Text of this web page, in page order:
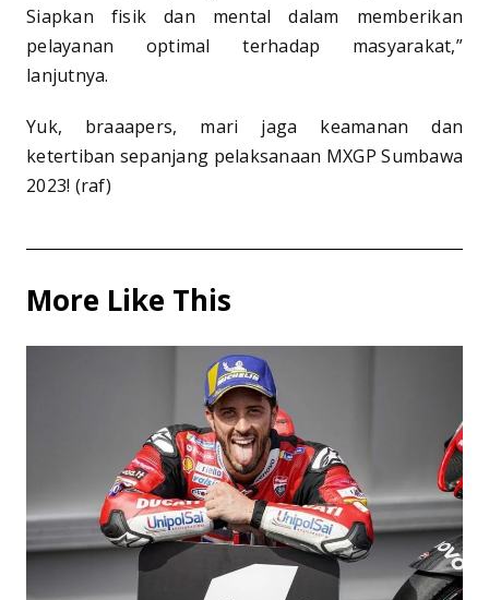
Siapkan fisik dan mental dalam memberikan
pelayanan optimal terhadap masyarakat,”
lanjutnya.
Yuk, braaapers, mari jaga keamanan dan
ketertiban sepanjang pelaksanaan MXGP Sumbawa
2023! (raf)
More Like This